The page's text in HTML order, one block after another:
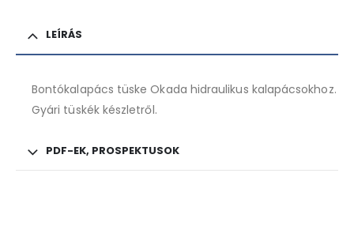
LEÍRÁS
Bontókalapács tüske Okada hidraulikus kalapácsokhoz.
Gyári tüskék készletről.
PDF-EK, PROSPEKTUSOK